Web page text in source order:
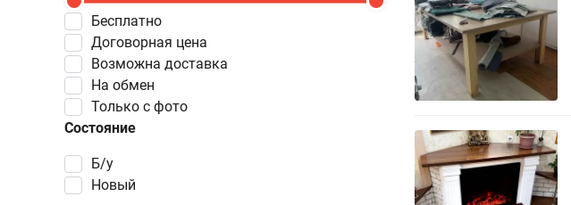
Бесплатно
Договорная цена
Возможна доставка
Состояние
Б/у
Новый
На обмен
Только с фото